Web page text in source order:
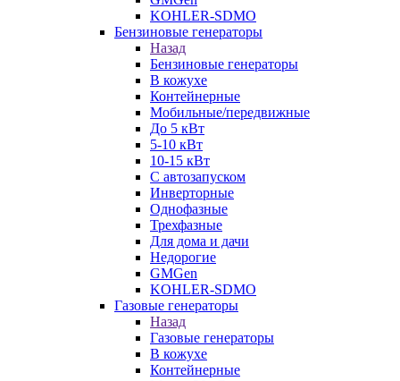
KOHLER-SDMO
Бензиновые генераторы
Назад
Бензиновые генераторы
В кожухе
Контейнерные
Мобильные/передвижные
До 5 кВт
5-10 кВт
10-15 кВт
С автозапуском
Инверторные
Однофазные
Трехфазные
Для дома и дачи
Недорогие
GMGen
KOHLER-SDMO
Газовые генераторы
Назад
Газовые генераторы
В кожухе
Контейнерные